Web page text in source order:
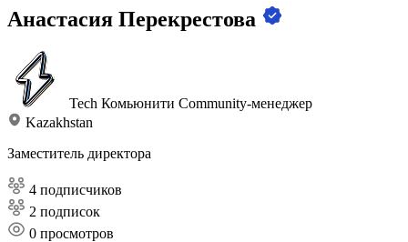
Анастасия Перекрестова
Tech Комьюнити Community-менеджер
Kazakhstan
Заместитель директора
4 подписчиков
2 подписок
0 просмотров